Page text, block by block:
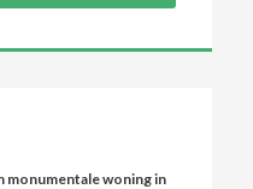
woning in